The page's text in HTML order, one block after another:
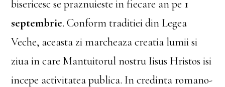
bisericesc se praznuieste in fiecare an pe 1
septembrie. Conform traditiei din Legea
Veche, aceasta zi marcheaza creatia lumii si
ziua in care Mantuitorul nostru Iisus Hristos isi
incepe activitatea publica. In credinta romano-